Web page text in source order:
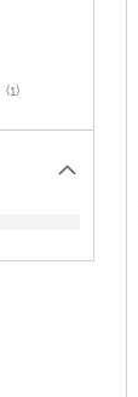
1item